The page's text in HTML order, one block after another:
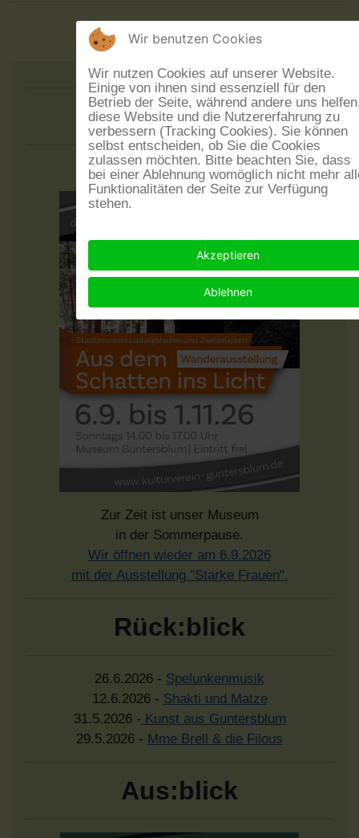
Augen:blick
Zur Zeit ist unser Museum
in der Sommerpause.
Wir öffnen wieder am 6.9.2026
mit der Ausstellung "Starke Frauen".
Rück:blick
26.6.2026 - Spelunkenmusik
12.6.2026 - Shakti und Matze
31.5.2026 - Kunst aus Guntersblum
29.5.2026 - Mme Brell & die Filous
Aus:blick
Wir benutzen Cookies
Wir nutzen Cookies auf unserer Website.
Einige von ihnen sind essenziell für den
Betrieb der Seite, während andere uns
diese Website und die Nutzererfahrung zu
verbessern (Tracking Cookies). Sie können
selbst entscheiden, ob Sie die Cookies
zulassen möchten. Bitte beachten Sie, dass
bei einer Ablehnung womöglich nicht mehr
Funktionalitäten der Seite zur Verfügung
stehen.
Akzeptieren
Ablehnen